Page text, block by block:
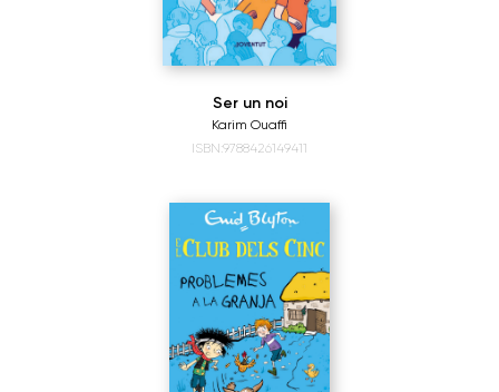
Ser un noi
Karim Ouaffi
ISBN:9788426149411